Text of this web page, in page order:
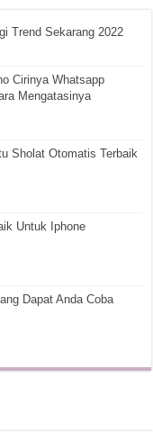
Trend Sekarang 2022
Cirinya Whatsapp
Mengatasinya
Sholat Otomatis Terbaik
Untuk Iphone
Dapat Anda Coba